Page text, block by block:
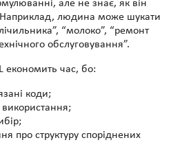
але не знає, як він
Наприклад, людина може шукати
“молоко”, “ремонт
обслуговування”.
економить час, бо:
коди;
використання;
про структуру споріднених